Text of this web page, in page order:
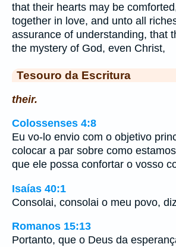
that their hearts may be
together in love, and unto all
assurance of understanding, that
the mystery of God, even Christ,
Tesouro da Escritura
their.
Colossenses 4:8
Eu vo-lo envio com o objetivo
colocar a par sobre como
que ele possa confortar o vosso
Isaías 40:1
Consolai, consolai o meu povo,
Romanos 15:13
Portanto, que o Deus da